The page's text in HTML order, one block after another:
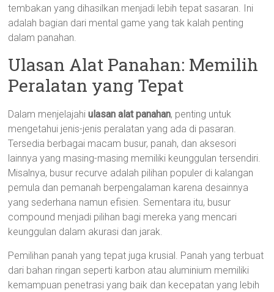
tembakan yang dihasilkan menjadi lebih tepat sasaran. Ini
adalah bagian dari mental game yang tak kalah penting
dalam panahan.
Ulasan Alat Panahan: Memilih
Peralatan yang Tepat
Dalam menjelajahiulasan alat panahan, penting untuk
mengetahui jenis-jenis peralatan yang ada di pasaran.
Tersedia berbagai macam busur, panah, dan aksesori
lainnya yang masing-masing memiliki keunggulan tersendiri.
Misalnya, busur recurve adalah pilihan populer di kalangan
pemula dan pemanah berpengalaman karena desainnya
yang sederhana namun efisien. Sementara itu, busur
compound menjadi pilihan bagi mereka yang mencari
keunggulan dalam akurasi dan jarak.
Pemilihan panah yang tepat juga krusial. Panah yang terbuat
dari bahan ringan seperti karbon atau aluminium memiliki
kemampuan penetrasi yang baik dan kecepatan yang lebih